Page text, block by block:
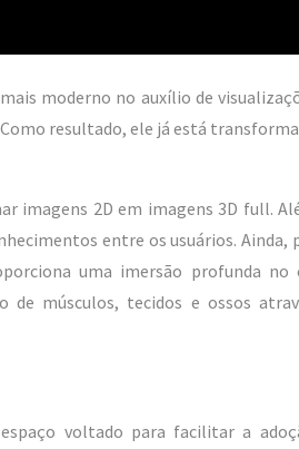
moderno no auxílio de
resultado, ele já está
imagens 2D em imagens 3D full.
entre os usuários. Ainda,
uma imersão profunda no
de músculos, tecidos e ossos
voltado para facilitar a